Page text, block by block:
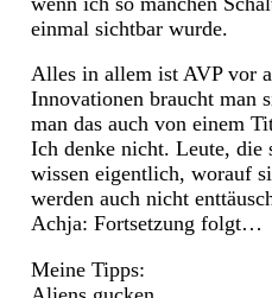
einmal sichtbar wurde.
Alles in allem ist AVP vor
Innovationen braucht man
man das auch von einem
Ich denke nicht. Leute, die
wissen eigentlich, worauf
werden auch nicht
Achja: Fortsetzung folgt…
Meine Tipps: